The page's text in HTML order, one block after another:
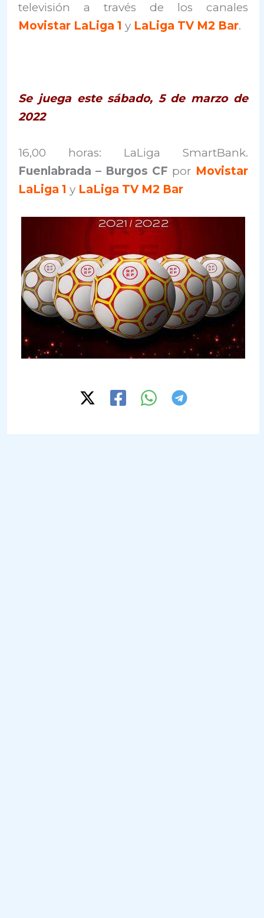
televisión a través de los canales
Movistar LaLiga 1 y LaLiga TV M2 Bar.
Se juega este sábado, 5 de marzo de
2022
16,00 horas: LaLiga SmartBank.
Fuenlabrada – Burgos CF por Movistar
LaLiga 1 y LaLiga TV M2 Bar